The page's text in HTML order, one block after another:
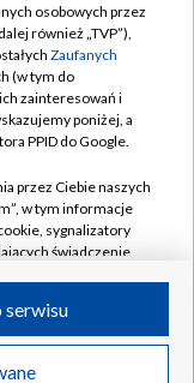
likwidacji
osobowych przez
również „TVP”),
Zaufanych
(w tym do
zainteresowań i
poniżej, a
PPID do Google.
przez Ciebie naszych
w tym informacje
sygnalizatory
świadczenie
przez Ciebie
serwisu